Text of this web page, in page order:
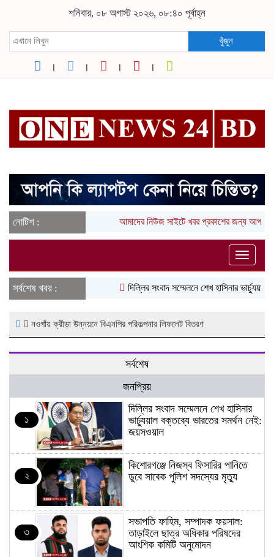
শনিবার, ০৮ অগাস্ট ২০২৬, ০৮:৪০ পূর্বাহ্ন
খুঁজুন
নোটিশ : আমাদের নিউজ সাইটে খবর প্রকাশের জন্য
Toggle
সর্বশেষ খবর :
দিল্লির সংবাদ সম্মেলনে শেখ হাসিনার
নওগাঁয় ক্রীড়া উন্নয়নে বিএনপির পরিকল্পনার লিফলেট বিতরণ
সর্বশেষ
জনপ্রিয়
১
দিল্লির সংবাদ সম্মেলনে শেখ হাসিনার
ভার্চ্যুয়াল বক্তব্যে ভারতের সমর্থন নেই:
জয়সওয়াল
২
কিশোরগঞ্জে নিজস্ব ফিসারির পানিতে
ডুবে সাবেক পুলিশ সদস্যের মৃত্যু
৩
সভাপতি ফাহিম, সম্পাদক ফয়সাল:
তাড়াইলে ছাত্র অধিকার পরিষদের
আংশিক কমিটি অনুমোদন